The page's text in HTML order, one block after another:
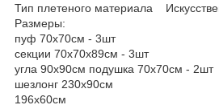
Тип плетеного материала
Размеры:
пуф 70х70см - 3шт
секции 70х70х89см - 3шт
угла 90х90см подушка 70х70см - 2шт
шезлонг 230х90см
196х60см